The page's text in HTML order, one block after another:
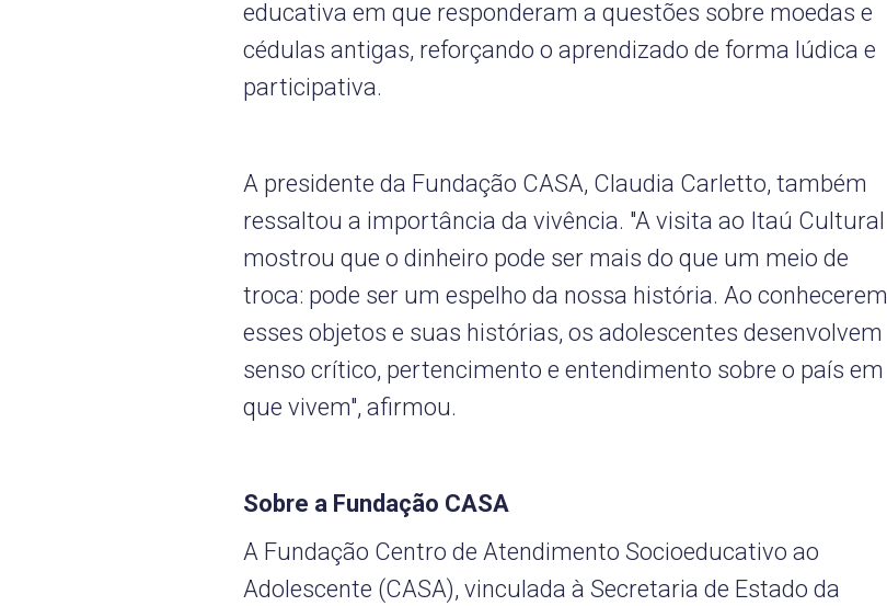
educativa em que responderam a questões sobre moedas e
cédulas antigas, reforçando o aprendizado de forma lúdica e
participativa.
A presidente da Fundação CASA, Claudia Carletto, também
ressaltou a importância da vivência. "A visita ao Itaú Cultural
mostrou que o dinheiro pode ser mais do que um meio de
troca: pode ser um espelho da nossa história. Ao conhecerem
esses objetos e suas histórias, os adolescentes desenvolvem
senso crítico, pertencimento e entendimento sobre o país em
que vivem", afirmou.
Sobre a Fundação CASA
A Fundação Centro de Atendimento Socioeducativo ao
Adolescente (CASA), vinculada à Secretaria de Estado da